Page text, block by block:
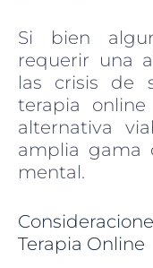
Si bien
requerir una
las crisis de
terapia
alternativa
amplia gama
mental.
Terapia Online